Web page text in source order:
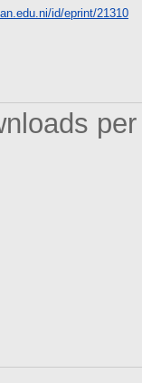
id/eprint/21310